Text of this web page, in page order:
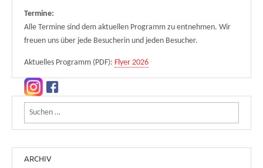
Termine:
Alle Termine sind dem aktuellen Programm zu entnehmen. Wir
freuen uns über jede Besucherin und jeden Besucher.
Aktuelles Programm (PDF): Flyer 2026
Suchen nach:
ARCHIV